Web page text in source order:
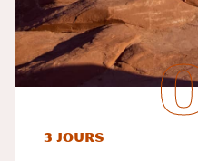
3 jours